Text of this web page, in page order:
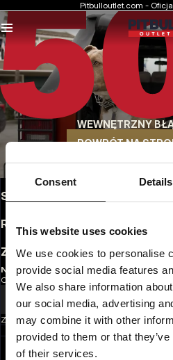
Consent Details
This website uses cookies
We use cookies to personalise
provide social media features
We also share information
our social media, advertising
may combine it with other
provided to them or that
of their services.
Pitbulloutlet.com -
WEWNĘTRZNY
POWRÓT NA
NAJNIŻSZE CENY
Markowa odzież Pitbull w
SZYBKA WYSYŁKA
Wygodne sposoby wysyłki do wyboru
30 DNI NA ZWROT
Bez tłumaczeń. Dogodne opcje zwrotu
INFO
STREFA KLIENTA
REGULAMINY
ZAOBSERWUJ NAS
NEWSLETTER
Chcesz otrzymywać informacje o
Email address
Zapisując się do newslettera akceptujesz
POLAND
©1997 - 2026 PITBULL